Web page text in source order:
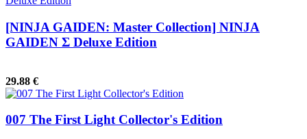
[NINJA GAIDEN: Master Collection] NINJA
GAIDEN Σ Deluxe Edition
29.88 €
007 The First Light Collector's Edition